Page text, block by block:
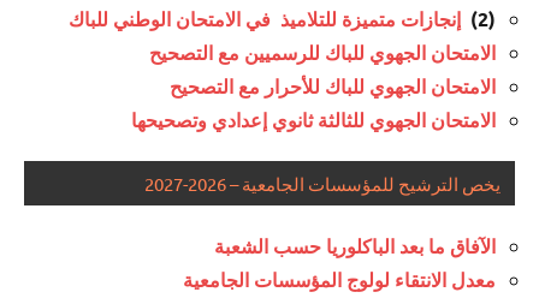
(2)
إنجازات متميزة للتلاميذ في الامتحان الوطني للباك
الامتحان الجهوي للباك للرسميين مع التصحيح
الامتحان الجهوي للباك للأحرار مع التصحيح
الامتحان الجهوي للثالثة ثانوي إعدادي وتصحيحها
يخص الترشيح للمؤسسات الجامعية – 2026-2027
الآفاق ما بعد الباكلوريا حسب الشعبة
معدل الانتقاء لولوج المؤسسات الجامعية